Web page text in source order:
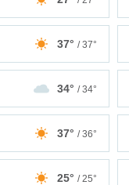
37° / 37°
34° / 34°
37° / 36°
25° / 25°